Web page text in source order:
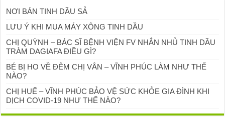
NƠI BÁN TINH DẦU SẢ
LƯU Ý KHI MUA MÁY XÔNG TINH DẦU
CHỊ QUỲNH – BÁC SĨ BỆNH VIỆN FV NHẮN NHỦ TINH DẦU
TRÀM DAGIAFA ĐIỀU GÌ?
BÉ BỊ HO VỀ ĐÊM CHỊ VÂN – VĨNH PHÚC LÀM NHƯ THẾ
NÀO?
CHỊ HUẾ – VĨNH PHÚC BẢO VỆ SỨC KHỎE GIA ĐÌNH KHI
DỊCH COVID-19 NHƯ THẾ NÀO?